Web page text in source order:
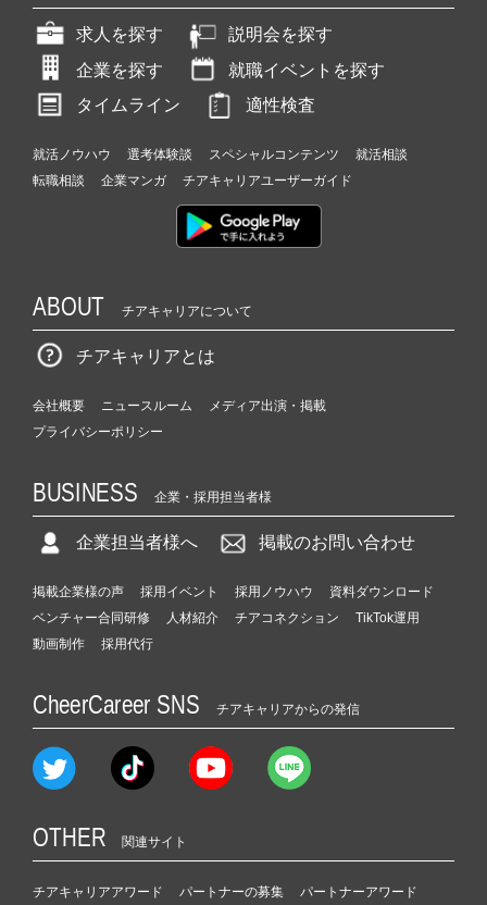
求人を探す
説明会を探す
企業を探す
就職イベントを探す
タイムライン
適性検査
就活ノウハウ 選考体験談 スペシャルコンテンツ
就活相談
転職相談
企業マンガ チアキャリアユーザーガイド
ABOUT チアキャリアについて
チアキャリアとは
会社概要 ニュースルーム
メディア出演・掲載
プライバシーポリシー
BUSINESS 企業・採用担当者様
企業担当者様へ 掲載のお問い合わせ
掲載企業様の声 採用イベント 採用ノウハウ
資料ダウンロード
ベンチャー合同研修
人材紹介 チアコネクション
TikTok運用
動画制作
採用代行
CheerCareer SNS チアキャリアからの発信
OTHER 関連サイト
チアキャリアアワード パートナーの募集 パートナーアワード